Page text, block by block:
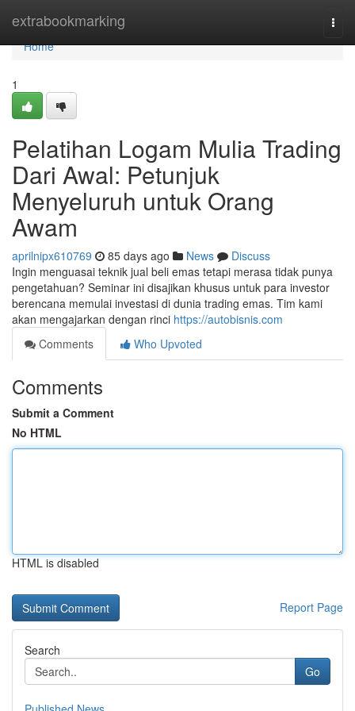
extrabookmarking
Home
Home
1
Pelatihan Logam Mulia Trading
Dari Awal: Petunjuk
Menyeluruh untuk Orang
Awam
aprilnipx610769 85 days ago News
Discuss
Ingin menguasai teknik jual beli emas tetapi merasa tidak punya
pengetahuan? Seminar ini disajikan khusus untuk para investor
berencana memulai investasi di dunia trading emas. Tim kami
akan mengajarkan dengan rinci https://autobisnis.com
Comments
Who Upvoted
Comments
Submit a Comment
No HTML
HTML is disabled
Report Page
Search
Go